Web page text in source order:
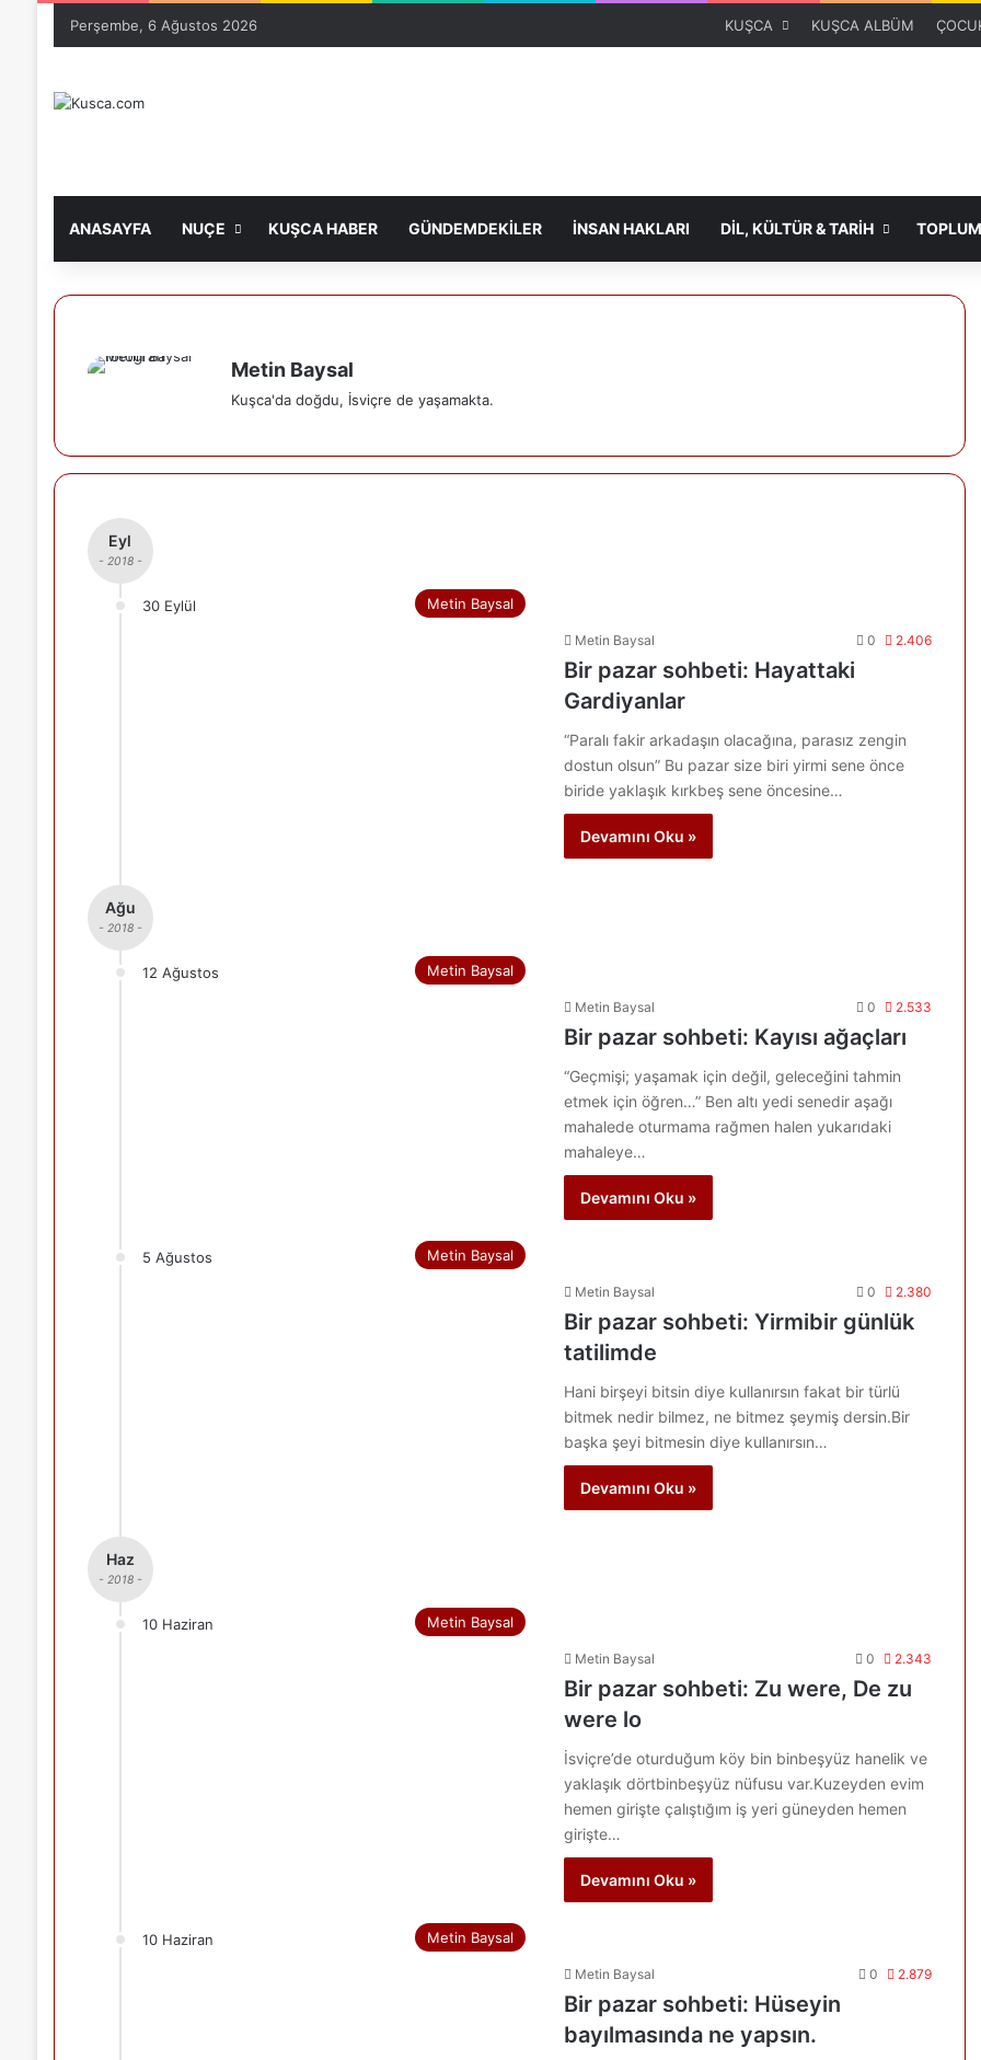
Perşembe, 6 Ağustos 2026 KUŞCA KUŞCA ALBÜM
ANASAYFA NUÇE KUŞCA HABER GÜNDEMDEKİLER İNSAN HAKLARI DİL, KÜLTÜR & TARİH
Metin Baysal
Kuşca'da doğdu, İsviçre de yaşamakta.
Eyl
- 2018 -
30 Eylül Metin Baysal
Metin Baysal 0 2.406
Bir pazar sohbeti: Hayattaki
Gardiyanlar
“Paralı fakir arkadaşın olacağına, parasız zengin
dostun olsun” Bu pazar size biri yirmi sene önce
biride yaklaşık kırkbeş sene öncesine…
Devamını Oku »
Ağu
- 2018 -
12 Ağustos Metin Baysal
Metin Baysal 0 2.533
Bir pazar sohbeti: Kayısı ağaçları
“Geçmişi; yaşamak için değil, geleceğini tahmin
etmek için öğren…” Ben altı yedi senedir aşağı
mahalede oturmama rağmen halen yukarıdaki
mahaleye…
Devamını Oku »
5 Ağustos Metin Baysal
Metin Baysal 0 2.380
Bir pazar sohbeti: Yirmibir günlük
tatilimde
Hani birşeyi bitsin diye kullanırsın fakat bir türlü
bitmek nedir bilmez, ne bitmez şeymiş dersin.Bir
başka şeyi bitmesin diye kullanırsın…
Devamını Oku »
Haz
- 2018 -
10 Haziran Metin Baysal
Metin Baysal 0 2.343
Bir pazar sohbeti: Zu were, De zu
were lo
İsviçre’de oturduğum köy bin binbeşyüz hanelik ve
yaklaşık dörtbinbeşyüz nüfusu var.Kuzeyden evim
hemen girişte çalıştığım iş yeri güneyden hemen
girişte…
Devamını Oku »
10 Haziran Metin Baysal
Metin Baysal 0 2.879
Bir pazar sohbeti: Hüseyin
bayılmasında ne yapsın.